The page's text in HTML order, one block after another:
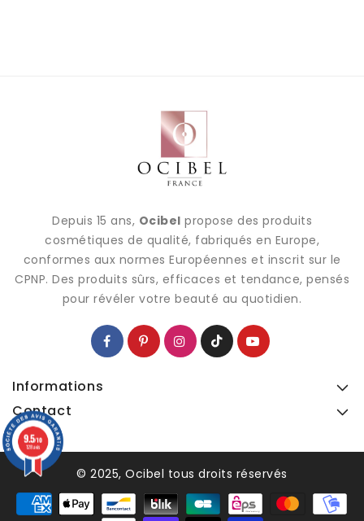
Depuis 15 ans, Ocibel propose des produits
cosmétiques de qualité, fabriqués en Europe,
conformes aux normes Européennes et inscrit sur le
CPNP. Des produits sûrs, efficaces et tendance, pensés
pour révéler votre beauté au quotidien.
Informations
Contact
© 2025, Ocibel tous droits réservés
9.5/10
128 avis
9.5/10
128 avis